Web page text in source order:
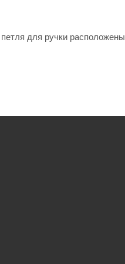
для ручки расположены